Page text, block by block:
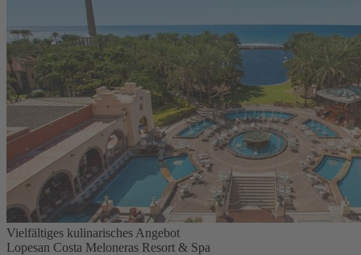
Vielfältiges kulinarisches Angebot
Lopesan Costa Meloneras Resort & Spa